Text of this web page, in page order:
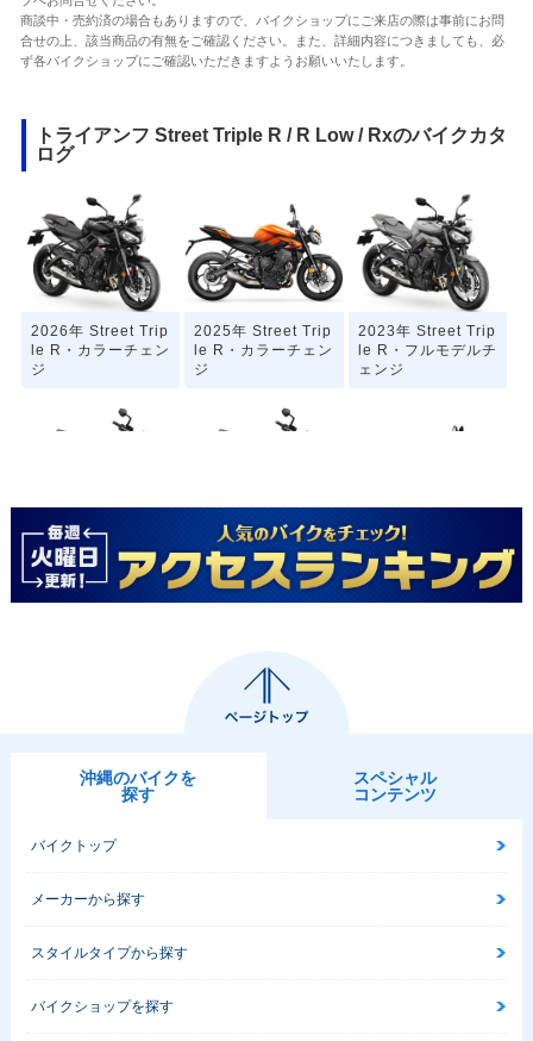
商談中・売約済の場合もありますので、バイクショップにご来店の際は事前にお問
合せの上、該当商品の有無をご確認ください。また、詳細内容につきましても、必
ず各バイクショップにご確認いただきますようお願いいたします。
トライアンフ Street Triple R / R Low / Rxのバイクカタ
ログ
2026年 Street Trip
le R・カラーチェン
ジ
2025年 Street Trip
le R・カラーチェン
ジ
2023年 Street Trip
le R・フルモデルチ
ェンジ
2020年 Street Trip
le R Low・マイナ
ーチェンジ
2020年 Street Trip
le R・マイナーチェ
ンジ
2018年 Street Trip
le R Low・追加
le R・フルモデルチ
le Rx・特別・限定
le R
ェンジ
沖縄のバイクを
探す
スペシャル
コンテンツ
バイクトップ
メーカーから探す
スタイルタイプから探す
バイクショップを探す